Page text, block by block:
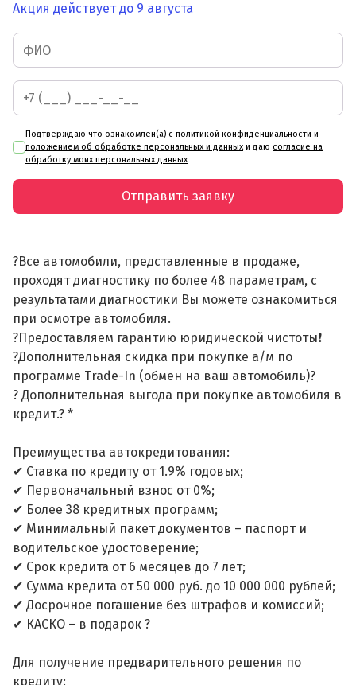
Акция действует до 9 августа
Подтверждаю что ознакомлен(а) с политикой конфиденциальности и
положением об обработке персональных и данных и даю согласие на
обработку моих персональных данных
Отправить заявку
?Все автомобили, представленные в продаже,
проходят диагностику по более 48 параметрам, с
результатами диагностики Вы можете ознакомиться
при осмотре автомобиля.
?Предоставляем гарантию юридической чистоты❗
?Дополнительная скидка при покупке а/м по
программе Trade-In (обмен на ваш автомобиль)?
? Дополнительная выгода при покупке автомобиля в
кредит.? *
Преимущества автокредитования:
✔ Ставка по кредиту от 1.9% годовых;
✔ Первоначальный взнос от 0%;
✔ Более 38 кредитных программ;
✔ Минимальный пакет документов – паспорт и
водительское удостоверение;
✔ Срок кредита от 6 месяцев до 7 лет;
✔ Сумма кредита от 50 000 руб. до 10 000 000 рублей;
✔ Досрочное погашение без штрафов и комиссий;
✔ КАСКО – в подарок ?
Для получение предварительного решения по
кредиту: